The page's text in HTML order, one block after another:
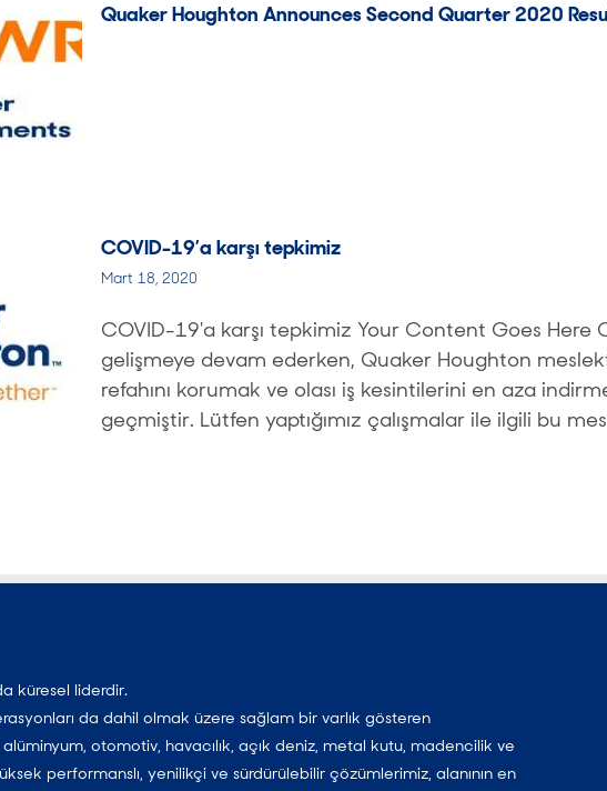
Quaker Houghton Announces Second Quarter 2020
COVID-19’a karşı tepkimiz
Mart 18, 2020
COVID-19'a karşı tepkimiz Your Content Goes Here
gelişmeye devam ederken, Quaker Houghton
refahını korumak ve olası iş kesintilerini en aza
geçmiştir. Lütfen yaptığımız çalışmalar ile ilgili bu
küresel liderdir.
da dahil olmak üzere sağlam bir varlık gösteren
otomotiv, havacılık, açık deniz, metal kutu, madencilik ve
performanslı, yenilikçi ve sürdürülebilir çözümlerimiz, alanının en